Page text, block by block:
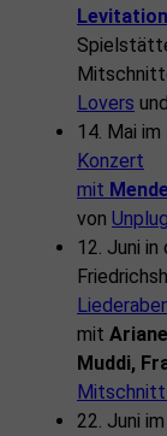
Levitation
Lovers und
14. Mai
Konzert
mit
von
12. Juni
mit
Muddi,
Mitschnitt
22. Juni